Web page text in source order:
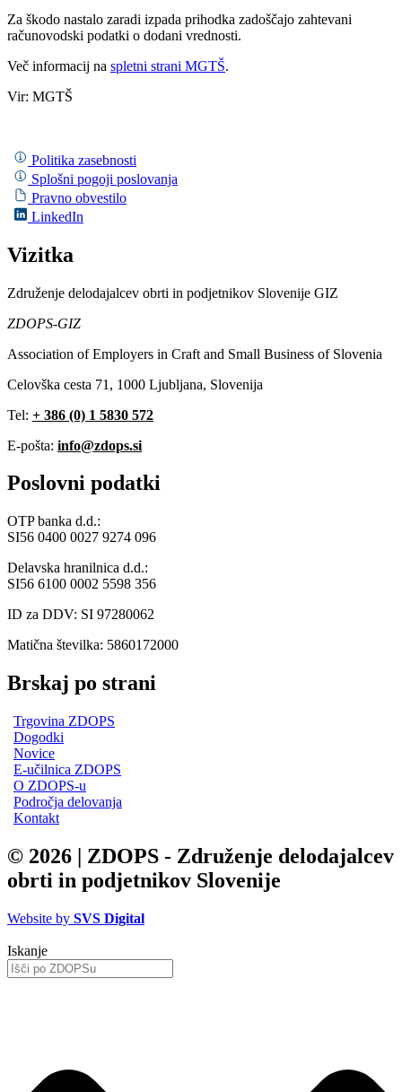
Za škodo nastalo zaradi izpada prihodka zadoščajo zahtevani
računovodski podatki o dodani vrednosti.
Več informacij na spletni strani MGTŠ.
Vir: MGTŠ
Politika zasebnosti
Splošni pogoji poslovanja
Pravno obvestilo
LinkedIn
Vizitka
Združenje delodajalcev obrti in podjetnikov Slovenije GIZ
ZDOPS-GIZ
Association of Employers in Craft and Small Business of Slovenia
Celovška cesta 71, 1000 Ljubljana, Slovenija
Tel: + 386 (0) 1 5830 572
E-pošta: info@zdops.si
Poslovni podatki
OTP banka d.d.:
SI56 0400 0027 9274 096
Delavska hranilnica d.d.:
SI56 6100 0002 5598 356
ID za DDV: SI 97280062
Matična številka: 5860172000
Brskaj po strani
Trgovina ZDOPS
Dogodki
Novice
E-učilnica ZDOPS
O ZDOPS-u
Področja delovanja
Kontakt
© 2026 | ZDOPS - Združenje delodajalcev
obrti in podjetnikov Slovenije
Website by SVS Digital
Iskanje